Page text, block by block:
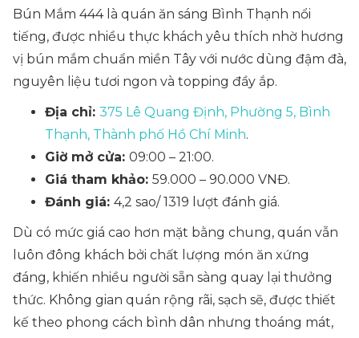
Bún Mắm 444 là quán ăn sáng Bình Thạnh nổi
tiếng, được nhiều thực khách yêu thích nhờ hương
vị bún mắm chuẩn miền Tây với nước dùng đậm đà,
nguyên liệu tươi ngon và topping đầy ắp.
Địa chỉ: 375 Lê Quang Định, Phường 5, Bình
Thạnh, Thành phố Hồ Chí Minh.
Giờ mở cửa: 09:00 – 21:00.
Giá tham khảo: 59.000 – 90.000 VNĐ.
Đánh giá: 4,2 sao/ 1319 lượt đánh giá.
Dù có mức giá cao hơn mặt bằng chung, quán vẫn
luôn đông khách bởi chất lượng món ăn xứng
đáng, khiến nhiều người sẵn sàng quay lại thưởng
thức. Không gian quán rộng rãi, sạch sẽ, được thiết
kế theo phong cách bình dân nhưng thoáng mát,